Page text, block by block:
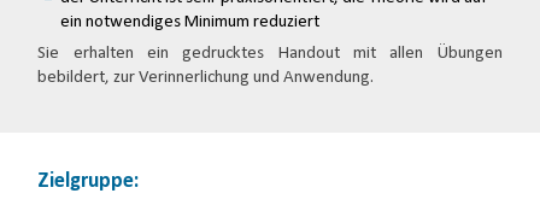
ein notwendiges Minimum reduziert
Sie erhalten ein gedrucktes Handout mit allen Übungen
bebildert, zur Verinnerlichung und Anwendung.
Zielgruppe: